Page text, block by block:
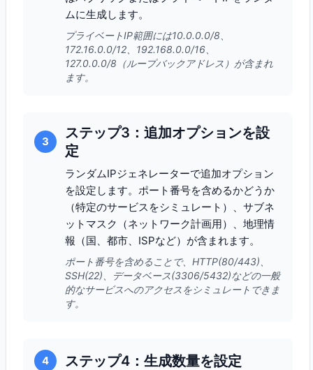
ムに生成します。
プライベートIP範囲には10.0.0.0/8、
172.16.0.0/12、192.168.0.0/16、
127.0.0.0/8（ループバックアドレス）が含まれ
ます。
3
ステップ3：追加オプションを設
定
ランダムIPジェネレーターで追加オプション
を設定します。ポート番号を含めるかどうか
（特定のサービスをシミュレート）、サブネ
ットマスク（ネットワーク計画用）、地理情
報（国、都市、ISPなど）が含まれます。
ポート番号を含めることで、HTTP(80/443)、
SSH(22)、データベース(3306/5432)などの一般
的なサービスへのアクセスをシミュレートできま
す。
4 ステップ4：生成数量を設定